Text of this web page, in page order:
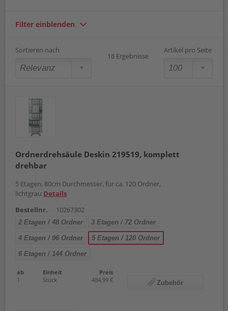
Filter einblenden
Sortieren nach
16 Ergebnisse
Artikel pro Seite
Ordnerdrehsäule Deskin 219519, komplett
drehbar
5 Etagen, 80cm Durchmesser, für ca. 120 Ordner,
lichtgrau Details
Bestellnr.
10267302
2 Etagen / 48 Ordner 3 Etagen / 72 Ordner
4 Etagen / 96 Ordner 5 Etagen / 120 Ordner
6 Etagen / 144 Ordner
ab Einheit
Preis
1
Stück 484,99 € Zubehör